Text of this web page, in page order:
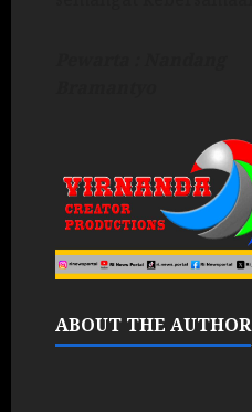
ABOUT THE AUTHOR